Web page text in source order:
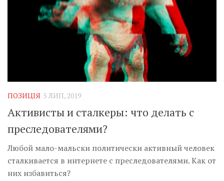
Музика революції
Inter/antinational
ПОЗИЦІЯ 5 ЛИП, 2019
Активисты и сталкеры: что делать с
преследователями?
Любой мало-мальски политически активный человек
сталкивается в интернете с преследователями. Как от
них избавиться?